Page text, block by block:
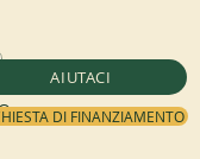
AIUTACI
DI FINANZIAMENTO